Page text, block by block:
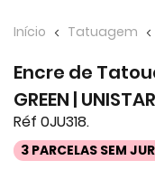
Início Tatuagem
Encre de
GREEN |
Réf 0JU318.
3 PARCELAS SEM